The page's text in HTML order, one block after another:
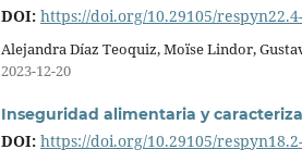
DOI: https://doi.org/10.29105/
Alejandra Díaz Teoquiz, Moïse Lindor,
2023-12-20
Inseguridad alimentaria y
DOI: https://doi.org/10.29105/